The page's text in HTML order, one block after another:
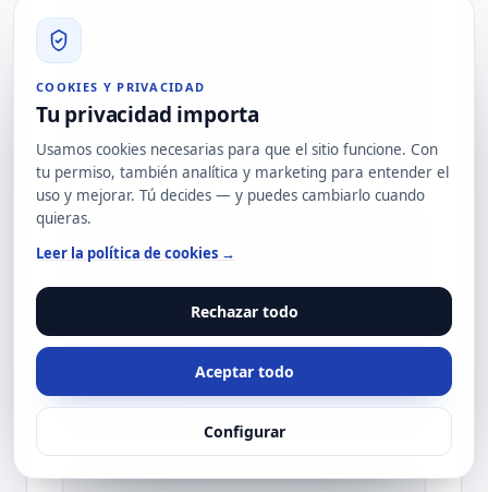
versionadas en repo del cliente. Se
ejecutan en CI cada vez que cambia
prompt, modelo o tools.
4. Auditoría servidores MCP (si aplica)
validación de argumentos (RCE), scope
OAuth (privesc), resources servidos
(indirect injection), logging y aislamiento
del proceso.
COOKIES Y PRIVACIDAD
Tu privacidad importa
Usamos cookies necesarias para que el sitio funcione. Con
tu permiso, también analítica y marketing para entender el
uso y mejorar. Tú decides — y puedes cambiarlo cuando
quieras.
Leer la política de cookies →
Rechazar todo
Aceptar todo
Configurar